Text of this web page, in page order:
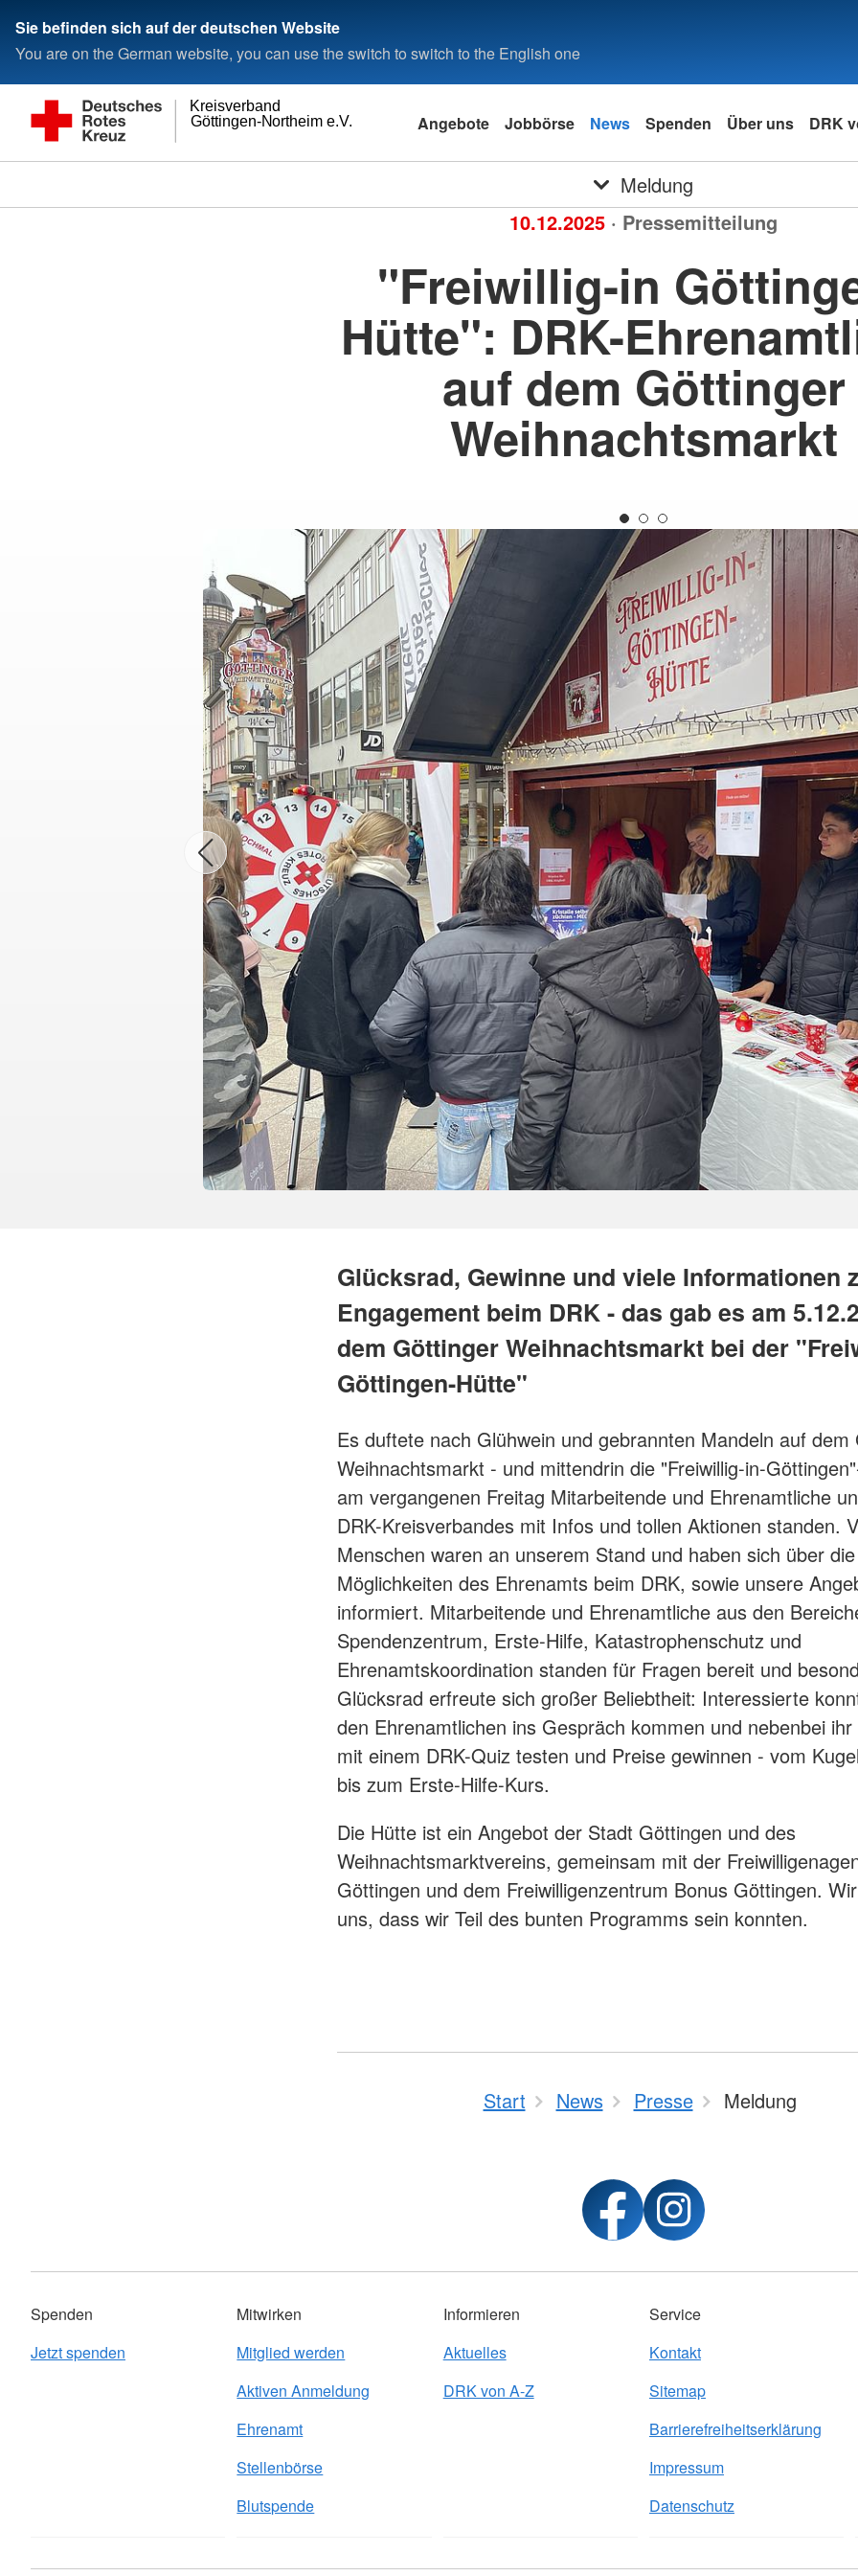
Sie befinden sich auf der deutschen Website
You are on the German website, you can use the switch to switch to the English one
Göttingen-Northeim e.V.
Kreisverband
Angebote Jobbörse News Spenden Über uns DRK
Meldung
10.12.2025 · Pressemitteilung
"Freiwillig-in
Hütte": DRK-
auf dem Göttinger
Weihnachtsmarkt
Glücksrad, Gewinne und viele Informationen
Engagement beim DRK - das gab es am
dem Göttinger Weihnachtsmarkt bei der
Göttingen-Hütte"
Es duftete nach Glühwein und gebrannten Mandeln auf dem
Weihnachtsmarkt - und mittendrin die "Freiwillig-in-
am vergangenen Freitag Mitarbeitende und Ehrenamtliche
DRK-Kreisverbandes mit Infos und tollen Aktionen standen.
Menschen waren an unserem Stand und haben sich über die
Möglichkeiten des Ehrenamts beim DRK, sowie unsere
informiert. Mitarbeitende und Ehrenamtliche aus den
Spendenzentrum, Erste-Hilfe, Katastrophenschutz und
Ehrenamtskoordination standen für Fragen bereit und
Glücksrad erfreute sich großer Beliebtheit: Interessierte
den Ehrenamtlichen ins Gespräch kommen und nebenbei
mit einem DRK-Quiz testen und Preise gewinnen - vom
bis zum Erste-Hilfe-Kurs.
Die Hütte ist ein Angebot der Stadt Göttingen und des
Weihnachtsmarktvereins, gemeinsam mit der
Göttingen und dem Freiwilligenzentrum Bonus Göttingen.
uns, dass wir Teil des bunten Programms sein konnten.
Start News Presse Meldung
Spenden
Jetzt spenden
Mitwirken
Mitglied werden
Aktiven Anmeldung
Ehrenamt
Stellenbörse
Blutspende
Informieren
Aktuelles
DRK von A-Z
Service
Kontakt
Sitemap
Barrierefreiheitserklärung
Impressum
Datenschutz